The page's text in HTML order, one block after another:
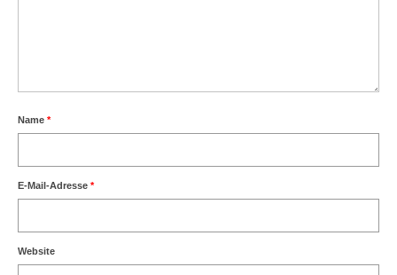
Name *
E-Mail-Adresse *
Website